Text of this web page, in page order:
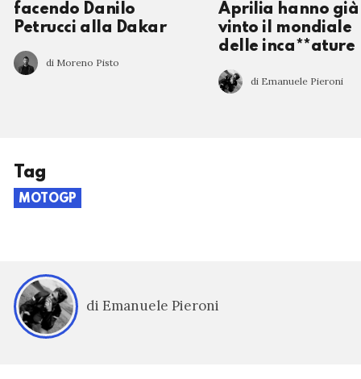
facendo Danilo
Petrucci alla Dakar
di Moreno Pisto
Aprilia hanno già
vinto il mondiale
delle inca**ature
di Emanuele Pieroni
Tag
MOTOGP
di Emanuele Pieroni